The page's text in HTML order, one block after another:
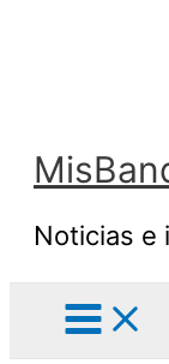
Noticias e